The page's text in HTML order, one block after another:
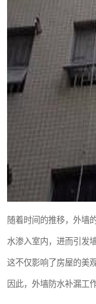
随着时间的推移，外墙
水渗入室内，进而引发
这不仅影响了房屋的美
因此，外墙防水补漏工